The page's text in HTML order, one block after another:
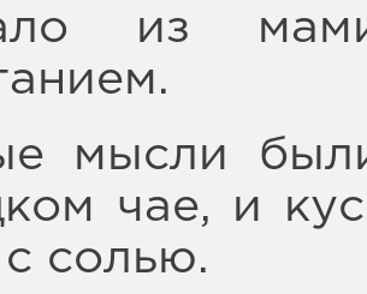
из
мысли
чае, и
солью.